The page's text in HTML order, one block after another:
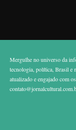
Mergulhe no universo da
tecnologia, política, Brasil e
atualizado e engajado com